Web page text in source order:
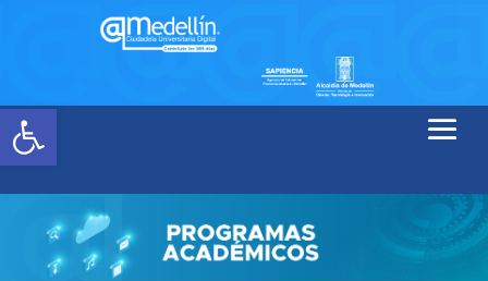
Abrir barra de herramientas